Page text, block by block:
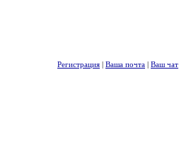
Регистрация | Ваша почта | Ваш чат